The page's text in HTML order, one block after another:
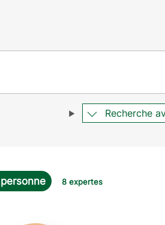
Recherche
8 expertes